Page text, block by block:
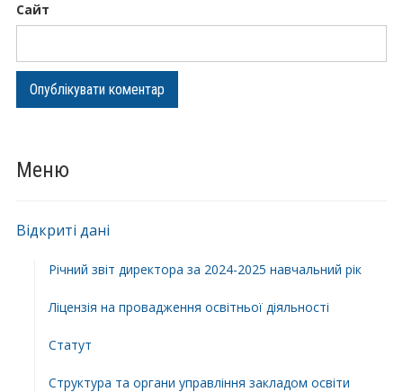
Меню
Відкриті дані
Річний звіт директора за 2024-2025 навчальний рік
Ліцензія на провадження освітньої діяльності
Статут
Структура та органи управління закладом освіти
Сайт